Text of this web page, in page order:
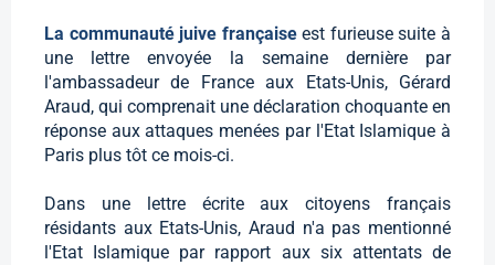
La communauté juive françaiseest furieuse suite à
une lettre envoyée la semaine dernière par
l'ambassadeur de France aux Etats-Unis, Gérard
Araud, qui comprenait une déclaration choquante en
réponse aux attaques menées par l'Etat Islamique à
Paris plus tôt ce mois-ci.
Dans une lettre écrite aux citoyens français
résidants aux Etats-Unis, Araud n'a pas mentionné
l'Etat Islamique par rapport aux six attentats de